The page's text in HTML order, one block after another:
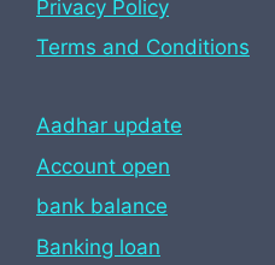
Privacy Policy
Terms and Conditions
Aadhar update
Account open
bank balance
Banking loan